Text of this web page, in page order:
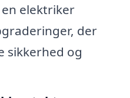
elektriker
der
sikkerhed og